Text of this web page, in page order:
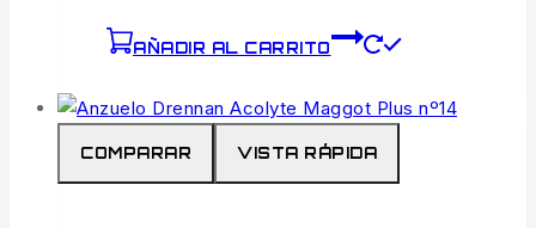
AÑADIR AL CARRITO
COMPARAR VISTA RÁPIDA